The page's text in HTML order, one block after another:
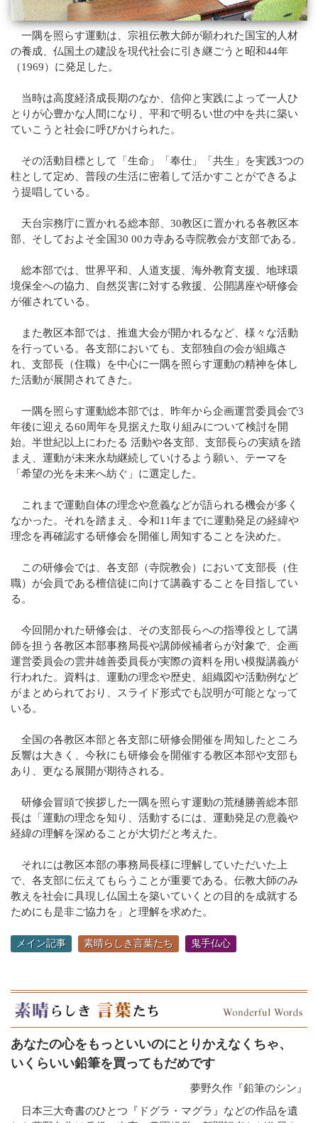
サイトマップ
English
中文
一隅を照らす運動は、宗祖伝教大師が願われた国宝的人材
の養成、仏国土の建設を現代社会に引き継ごうと昭和44年
（1969）に発足した。
当時は高度経済成長期のなか、信仰と実践によって一人ひ
とりが心豊かな人間になり、平和で明るい世の中を共に築い
ていこうと社会に呼びかけられた。
その活動目標として「生命」「奉仕」「共生」を実践3つの
柱として定め、普段の生活に密着して活かすことができるよ
う提唱している。
天台宗務庁に置かれる総本部、30教区に置かれる各教区本
部、そしておよそ全国30 00カ寺ある寺院教会が支部である。
総本部では、世界平和、人道支援、海外教育支援、地球環
境保全への協力、自然災害に対する救援、公開講座や研修会
が催されている。
また教区本部では、推進大会が開かれるなど、様々な活動
を行っている。各支部においても、支部独自の会が組織さ
れ、支部長（住職）を中心に一隅を照らす運動の精神を体し
た活動が展開されてきた。
一隅を照らす運動総本部では、昨年から企画運営委員会で3
年後に迎える60周年を見据えた取り組みについて検討を開
始。半世紀以上にわたる 活動や各支部、支部長らの実績を踏
まえ、運動が未来永劫継続していけるよう願い、テーマを
「希望の光を未来へ紡ぐ」に選定した。
これまで運動自体の理念や意義などが語られる機会が多く
なかった。それを踏まえ、令和11年までに運動発足の経緯や
理念を再確認する研修会を開催し周知することを決めた。
この研修会では、各支部（寺院教会）において支部長（住
職）が会員である檀信徒に向けて講義することを目指してい
る。
今回開かれた研修会は、その支部長らへの指導役として講
師を担う各教区本部事務局長や講師候補者らが対象で、企画
運営委員会の雲井雄善委員長が実際の資料を用い模擬講義が
行われた。資料は、運動の理念や歴史、組織図や活動例など
がまとめられており、スライド形式でも説明が可能となって
いる。
全国の各教区本部と各支部に研修会開催を周知したところ
反響は大きく、今秋にも研修会を開催する教区本部や支部も
あり、更なる展開が期待される。
研修会冒頭で挨拶した一隅を照らす運動の荒樋勝善総本部
長は「運動の理念を知り、活動するには、運動発足の意義や
経緯の理解を深めることが大切だと考えた。
それには教区本部の事務局長様に理解していただいた上
で、各支部に伝えてもらうことが重要である。伝教大師のみ
教えを社会に具現し仏国土を築いていくとの目的を成就する
ためにも是非ご協力を」と理解を求めた。
メイン記事 素晴らしき言葉たち 鬼手仏心
あなたの心をもっといいのにとりかえなくちゃ、
いくらいい鉛筆を買ってもだめです
夢野久作『鉛筆のシン』
日本三大奇書のひとつ『ドグラ・マグラ』などの作品を遺